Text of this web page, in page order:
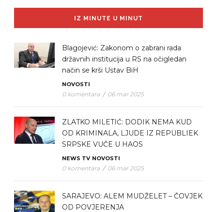
IZ MINUTE U MINUT
Blagojević: Zakonom o zabrani rada
državnih institucija u RS na očigledan
način se krši Ustav BiH
NOVOSTI
0 komentara / 06 mar 2025
ZLATKO MILETIĆ: DODIK NEMA KUD
OD KRIMINALA, LJUDE IZ REPUBLIEK
SRPSKE VUČE U HAOS
NEWS TV NOVOSTI
0 komentara / 06 mar 2025
SARAJEVO: ALEM MUDŽELET – ČOVJEK
OD POVJERENJA